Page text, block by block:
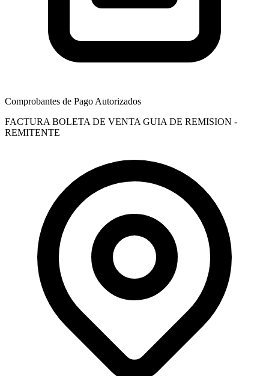
Comprobantes de Pago Autorizados
FACTURA BOLETA DE VENTA GUIA DE REMISION -
REMITENTE